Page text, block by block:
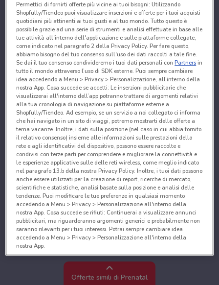
Offerte simili di Prenatal
Permettici di fornirti offerte più vicine ai tuoi bisogni: Utilizzando
Shopfully/Tiendeo puoi visualizzare inserzioni e offerte per i tuoi acquisti
quotidiani più attinenti ai tuoi gusti e al tuo mondo. Tutto questo è
possibile grazie ad una serie di strumenti e analisi effettuate in base alle
tue attività all'interno dell'applicazione e sulle piattaforme collegate,
come indicato nel paragrafo 2 della Privacy Policy. Per fare questo,
abbiamo bisogno del tuo consenso sull'uso dei dati raccolti a tale fine.
Se dai il tuo consenso condivideremo i tuoi dati personali conPartnersin
tutto il mondo attraverso l’uso di SDK esterne. Puoi sempre cambiare
idea accedendo a Menu > Privacy > Personalizzazione, all’interno della
nostra App. Cosa succede se accetti: Le inserzioni pubblicitarie che
visualizzerai all'interno dell’app potranno trattare di argomenti relativi
alla tua cronologia di navigazione su piattaforme esterne a
Shopfully/Tiendeo. Ad esempio, se un servizio a noi collegato ci informa
che hai navigato in un sito di viaggi, potremo mostrarti delle offerte a
tema vacanze. Inoltre, i dati sulla posizione (nel caso in cui abbia fornito
il relativo consenso) insieme alle informazioni sulle prestazioni della
rete e agli identificativi del dispositivo, possono essere raccolte e
condivisi con terze parti per comprendere e migliorare la connettività e
le esperienze applicative sulle delle reti wireless, come meglio indicato
nel paragrafo 13.b della nostra Privacy Policy. Inoltre, i tuoi dati possono
anche essere utilizzati per la creazione di report, ricerche di mercato,
scientifiche e statistiche, analisi basate sulla posizione e analisi delle
tendenze. Puoi modificare le tue preferenze in qualsiasi momento
accedendo a Menu > Privacy > Personalizzazione all'interno della
nostra App. Cosa succede se rifiuti: Continuerai a visualizzare annunci
pubblicitari, ma riguarderanno argomenti generici e probabilmente non
saranno rilevanti per i tuoi interessi. Potrai sempre cambiare idea
accedendo a Menu > Privacy > Personalizzazione all'interno della
nostra App.
Noi e i nostri partner trattiamo i dati per fornire:
Utilizzare dati di geolocalizzazione precisi. Scansione attiva delle
caratteristiche del dispositivo ai fini dell’identificazione. Archiviare